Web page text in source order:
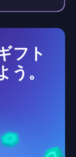
フト
。